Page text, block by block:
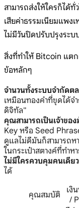
สามารถส่งให้ใครก็ได้ทั่
เสียค่าธรรมเนียมแพง
ไม่มีวันปิดปรับปรุงระ
สิ่งที่ทำให้ Bitcoin แตก
ข้อหลักๆ
จำนวนทั้งระบบจำกัดต
เหมือนทองคำที่ขุดได้จ
ดิจิทัล"
คุณสามารถเป็นเจ้าขอ
Key หรือ Seed
ดูแลไม่ดีมันก็สามารถห
ในกระเป๋าสตางค์ที่ทำห
ไม่มีใครควบคุมคนเดียว
ได้
คุณสมบัติ
เงิ
/